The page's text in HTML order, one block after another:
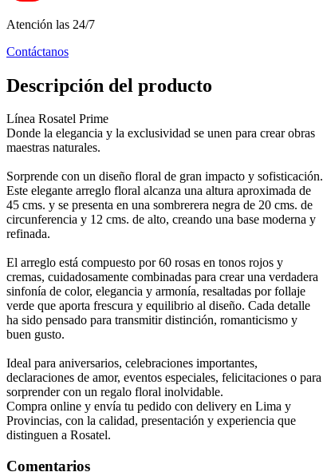
Atención las 24/7
Contáctanos
Descripción del producto
Línea Rosatel Prime
Donde la elegancia y la exclusividad se unen para crear obras
maestras naturales.
Sorprende con un diseño floral de gran impacto y sofisticación.
Este elegante arreglo floral alcanza una altura aproximada de
45 cms. y se presenta en una sombrerera negra de 20 cms. de
circunferencia y 12 cms. de alto, creando una base moderna y
refinada.
El arreglo está compuesto por 60 rosas en tonos rojos y
cremas, cuidadosamente combinadas para crear una verdadera
sinfonía de color, elegancia y armonía, resaltadas por follaje
verde que aporta frescura y equilibrio al diseño. Cada detalle
ha sido pensado para transmitir distinción, romanticismo y
buen gusto.
Ideal para aniversarios, celebraciones importantes,
declaraciones de amor, eventos especiales, felicitaciones o para
sorprender con un regalo floral inolvidable.
Compra online y envía tu pedido con delivery en Lima y
Provincias, con la calidad, presentación y experiencia que
distinguen a Rosatel.
Comentarios